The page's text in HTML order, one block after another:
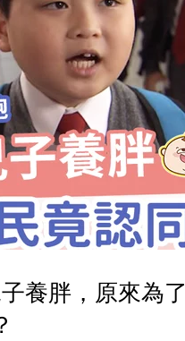
養胖，原來為了